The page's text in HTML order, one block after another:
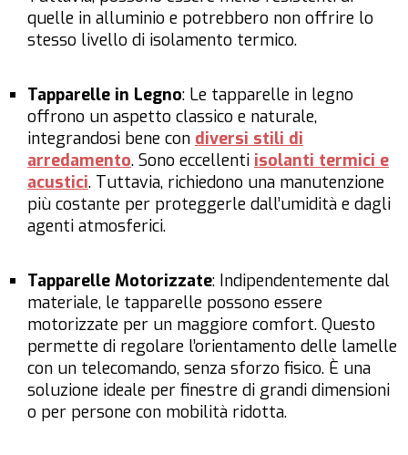
quelle in alluminio e potrebbero non offrire lo
stesso livello di isolamento termico.
Tapparelle in Legno: Le tapparelle in legno
offrono un aspetto classico e naturale,
integrandosi bene con diversi stili di
arredamento. Sono eccellenti isolanti termici e
acustici. Tuttavia, richiedono una manutenzione
più costante per proteggerle dall’umidità e dagli
agenti atmosferici.
Tapparelle Motorizzate: Indipendentemente dal
materiale, le tapparelle possono essere
motorizzate per un maggiore comfort. Questo
permette di regolare l’orientamento delle lamelle
con un telecomando, senza sforzo fisico. È una
soluzione ideale per finestre di grandi dimensioni
o per persone con mobilità ridotta.